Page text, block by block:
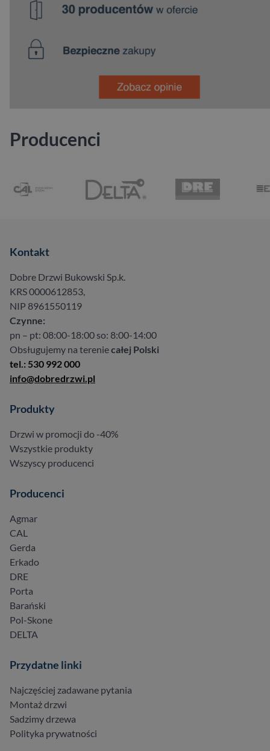
Producenci
Kontakt
Dobre Drzwi Bukowski Sp.k.
KRS 0000612853,
NIP 8961550119
Czynne:
pn – pt: 08:00-18:00 so: 8:00-14:00
Obsługujemy na tereniecałej Polski
tel.: 530 992 000
info@dobredrzwi.pl
Produkty
Drzwi w promocji do -40%
Wszystkie produkty
Wszyscy producenci
Producenci
Agmar
CAL
Gerda
Erkado
DRE
Porta
Barański
Pol-Skone
DELTA
Przydatne linki
Najczęściej zadawane pytania
Montaż drzwi
Sadzimy drzewa
Polityka prywatności